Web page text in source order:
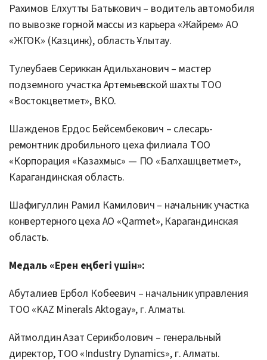
Рахимов Елхутты Батыкович – водитель автомобиля
по вывозке горной массы из карьера «Жайрем» АО
«ЖГОК» (Казцинк), область Ұлытау.
Тулеубаев Сериккан Адильханович – мастер
подземного участка Артемьевской шахты ТОО
«Востокцветмет», ВКО.
Шажденов Ердос Бейсембекович – слесарь-
ремонтник дробильного цеха филиала ТОО
«Корпорация «Казахмыс» — ПО «Балхашцветмет»,
Карагандинская область.
Шафигуллин Рамил Камилович – начальник участка
конвертерного цеха АО «Qarmet», Карагандинская
область.
Медаль «Ерен еңбегі үшін»:
Абуталиев Ербол Кобеевич – начальник управления
ТОО «KAZ Minerals Aktogay», г. Алматы.
Айтмолдин Азат Серикболович – генеральный
директор, ТОО «Industry Dynamics», г. Алматы.